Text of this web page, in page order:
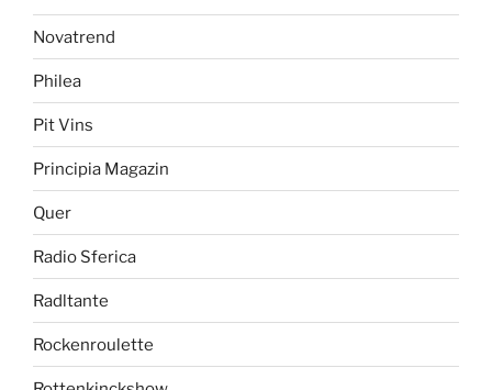
Novatrend
Philea
Pit Vins
Principia Magazin
Quer
Radio Sferica
Radltante
Rockenroulette